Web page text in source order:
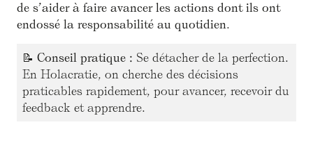
de s’aider à faire avancer les actions dont ils ont
endossé la responsabilité au quotidien.
📝 Conseil pratique : Se détacher de la perfection.
En Holacratie, on cherche des décisions
praticables rapidement, pour avancer, recevoir du
feedback et apprendre.